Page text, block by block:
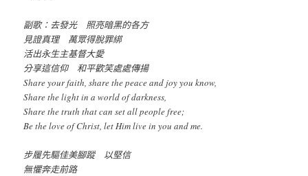
副歌：去發光 照亮暗黑的各方
見證真理 萬眾得脫罪綁
活出永生主基督大愛
分享這信仰 和平歡笑處處傳揚
Share your faith, share the peace and joy you know,
Share the light in a world of darkness,
Share the truth that can set all people free;
Be the love of Christ, let Him live in you and me.
步履先驅佳美腳蹤 以堅信
無懼奔走前路